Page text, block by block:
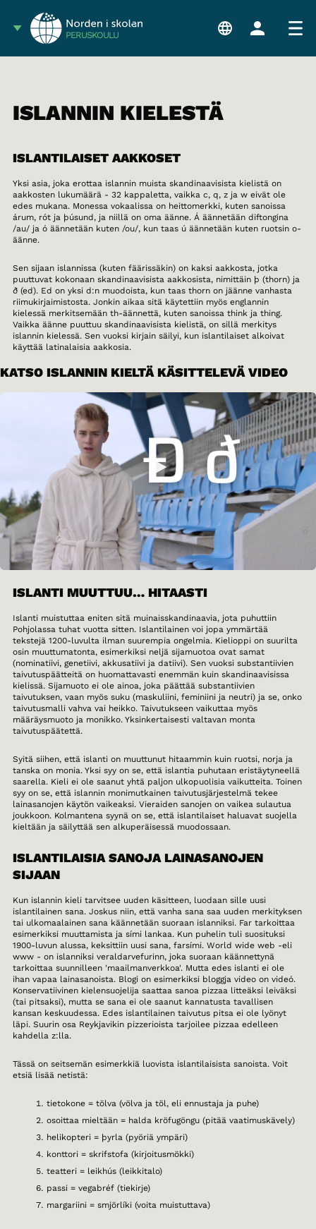
PERUSKOULU
ISLANNIN KIELESTÄ
ISLANTILAISET AAKKOSET
Yksi asia, joka erottaa islannin muista skandinaavisista kielistä on
aakkosten lukumäärä - 32 kappaletta, vaikka c, q, z ja w eivät ole
edes mukana. Monessa vokaalissa on heittomerkki, kuten sanoissa
árum, rót ja þúsund, ja niillä on oma äänne. Á äännetään diftongina
/au/ ja ó äännetään kuten /ou/, kun taas ú äännetään kuten ruotsin o-
äänne.
Sen sijaan islannissa (kuten fäärissäkin) on kaksi aakkosta, jotka
puuttuvat kokonaan skandinaavisista aakkosista, nimittäin þ (thorn) ja
ð (ed). Ed on yksi d:n muodoista, kun taas thorn on jäänne vanhasta
riimukirjaimistosta. Jonkin aikaa sitä käytettiin myös englannin
kielessä merkitsemään th-äännettä, kuten sanoissa think ja thing.
Vaikka äänne puuttuu skandinaavisista kielistä, on sillä merkitys
islannin kielessä. Sen vuoksi kirjain säilyi, kun islantilaiset alkoivat
käyttää latinalaisia aakkosia.
KATSO ISLANNIN KIELTÄ KÄSITTELEVÄ VIDEO
ISLANTI MUUTTUU… HITAASTI
Islanti muistuttaa eniten sitä muinaisskandinaavia, jota puhuttiin
Pohjolassa tuhat vuotta sitten. Islantilainen voi jopa ymmärtää
tekstejä 1200-luvulta ilman suurempia ongelmia. Kielioppi on suurilta
osin muuttumatonta, esimerkiksi neljä sijamuotoa ovat samat
(nominatiivi, genetiivi, akkusatiivi ja datiivi). Sen vuoksi substantiivien
taivutuspäätteitä on huomattavasti enemmän kuin skandinaavisissa
kielissä. Sijamuoto ei ole ainoa, joka päättää substantiivien
taivutuksen, vaan myös suku (maskuliini, feminiini ja neutri) ja se, onko
taivutusmalli vahva vai heikko. Taivutukseen vaikuttaa myös
määräysmuoto ja monikko. Yksinkertaisesti valtavan monta
taivutuspäätettä.
Syitä siihen, että islanti on muuttunut hitaammin kuin ruotsi, norja ja
tanska on monia. Yksi syy on se, että islantia puhutaan eristäytyneellä
saarella. Kieli ei ole saanut yhtä paljon ulkopuolisia vaikutteita. Toinen
syy on se, että islannin monimutkainen taivutusjärjestelmä tekee
lainasanojen käytön vaikeaksi. Vieraiden sanojen on vaikea sulautua
joukkoon. Kolmantena syynä on se, että islantilaiset haluavat suojella
kieltään ja säilyttää sen alkuperäisessä muodossaan.
ISLANTILAISIA SANOJA LAINASANOJEN
SIJAAN
Kun islannin kieli tarvitsee uuden käsitteen, luodaan sille uusi
islantilainen sana. Joskus niin, että vanha sana saa uuden merkityksen
tai ulkomaalainen sana käännetään suoraan islanniksi. Far tarkoittaa
esimerkiksi muuttamista ja sími lankaa. Kun puhelin tuli suosituksi
1900-luvun alussa, keksittiin uusi sana, farsími. World wide web -eli
www - on islanniksi veraldarvefurinn, joka suoraan käännettynä
tarkoittaa suunnilleen 'maailmanverkkoa'. Mutta edes islanti ei ole
ihan vapaa lainasanoista. Blogi on esimerkiksi bloggja video on videó.
Konservatiivinen kielensuojelija saattaa sanoa pizzaa litteäksi leiväksi
(tai pitsaksi), mutta se sana ei ole saanut kannatusta tavallisen
kansan keskuudessa. Edes islantilainen taivutus pitsa ei ole lyönyt
läpi. Suurin osa Reykjavikin pizzerioista tarjoilee pizzaa edelleen
kahdella z:lla.
Tässä on seitsemän esimerkkiä luovista islantilaisista sanoista. Voit
etsiä lisää netistä:
tietokone = tölva (völva ja töl, eli ennustaja ja puhe)
osoittaa mieltään = halda kröfugöngu (pitää vaatimuskävely)
helikopteri = þyrla (pyöriä ympäri)
konttori = skrifstofa (kirjoitusmökki)
teatteri = leikhús (leikkitalo)
passi = vegabréf (tiekirje)
margariini = smjörlíki (voita muistuttava)